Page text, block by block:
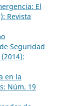
El
Revista
Seguridad
en la
Núm. 19